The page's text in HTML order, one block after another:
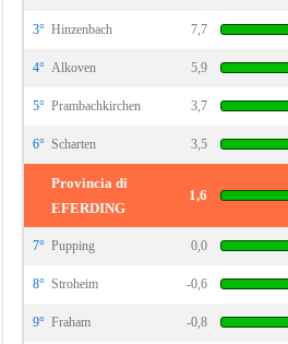
3° Hinzenbach 7,7
4° Alkoven 5,9
5° Prambachkirchen 3,7
6° Scharten 3,5
Provincia di
EFERDING
1,6
7° Pupping 0,0
8° Stroheim -0,6
9° Fraham -0,8